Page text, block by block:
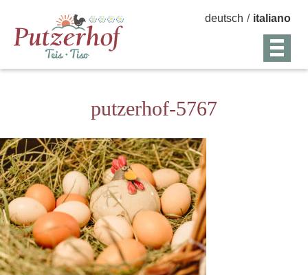
deutsch / italiano
putzerhof-5767